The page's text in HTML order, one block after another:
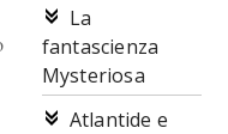
La
fantascienza
Mysteriosa
Atlantide e